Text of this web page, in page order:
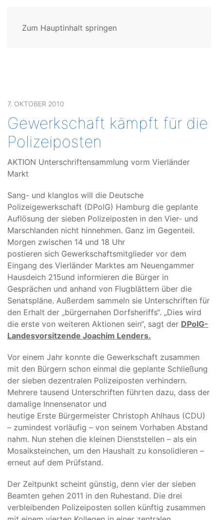
Zum Hauptinhalt springen
7. OKTOBER 2010
Gewerkschaft kämpft für die
Polizeiposten
AKTION Unterschriftensammlung vorm Vierländer
Markt
Sang- und klanglos will die Deutsche
Polizeigewerkschaft (DPolG) Hamburg die geplante
Auflösung der sieben Polizeiposten in den Vier- und
Marschlanden nicht hinnehmen. Ganz im Gegenteil.
Morgen zwischen 14 und 18 Uhr
postieren sich Gewerkschaftsmitglieder vor dem
Eingang des Vierländer Marktes am Neuengammer
Hausdeich 215und informieren die Bürger in
Gesprächen und anhand von Flugblättern über die
Senatspläne. Außerdem sammeln sie Unterschriften für
den Erhalt der „bürgernahen Dorfsheriffs“. „Dies wird
die erste von weiteren Aktionen sein“, sagt der DPolG-
Landesvorsitzende Joachim Lenders.
Vor einem Jahr konnte die Gewerkschaft zusammen
mit den Bürgern schon einmal die geplante Schließung
der sieben dezentralen Polizeiposten verhindern.
Mehrere tausend Unterschriften führten dazu, dass der
damalige Innensenator und
heutige Erste Bürgermeister Christoph Ahlhaus (CDU)
– zumindest vorläufig – von seinem Vorhaben Abstand
nahm. Nun stehen die kleinen Dienststellen – als ein
Mosaiksteinchen, um den Haushalt zu konsolidieren –
erneut auf dem Prüfstand.
Der Zeitpunkt scheint günstig, denn vier der sieben
Beamten gehen 2011 in den Ruhestand. Die drei
verbleibenden Polizeiposten sollen künftig zusammen